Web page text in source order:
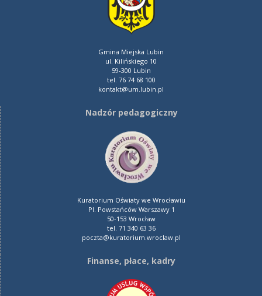
Gmina Miejska Lubin
ul. Kilińskiego 10
59-300 Lubin
tel. 76 74 68 100
kontakt@um.lubin.pl
Nadzór pedagogiczny
Kuratorium Oświaty we Wrocławiu
Pl. Powstańców Warszawy 1
50-153 Wrocław
tel. 71 340 63 36
poczta@kuratorium.wroclaw.pl
Finanse, płace, kadry